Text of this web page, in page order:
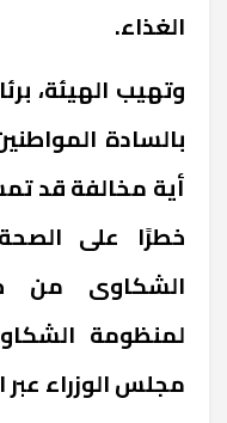
الغذاء.
وتهيب الهيئة،
بالسادة
أية مخالفة قد
خطرًا على
الشكاوى من
لمنظومة
مجلس الوزراء عبر